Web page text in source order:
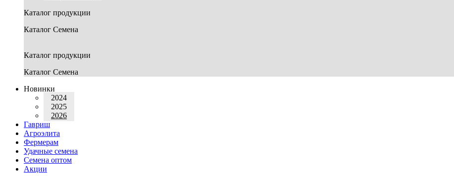
Каталог продукции
Каталог Семена
Каталог продукции
Каталог Семена
Новинки
2024
2025
2026
Гавриш
Агроэлита
Фермерам
Удачные семена
Семена оптом
Акции